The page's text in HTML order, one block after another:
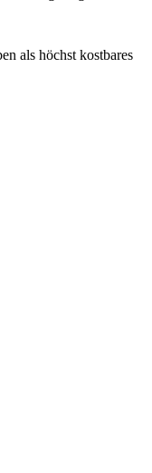
als höchst kostbares